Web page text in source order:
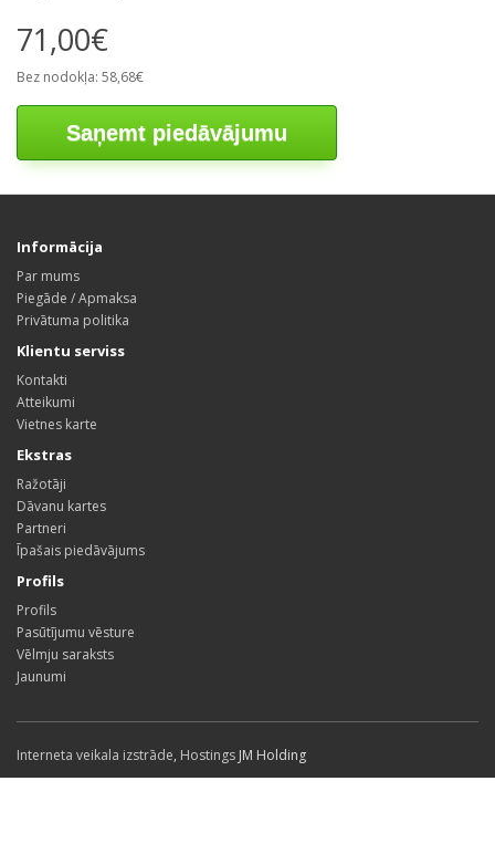
71,00€
Bez nodokļa: 58,68€
Saņemt piedāvājumu
Informācija
Par mums
Piegāde / Apmaksa
Privātuma politika
Klientu serviss
Kontakti
Atteikumi
Vietnes karte
Ekstras
Ražotāji
Dāvanu kartes
Partneri
Īpašais piedāvājums
Profils
Profils
Pasūtījumu vēsture
Vēlmju saraksts
Jaunumi
Interneta veikala izstrāde, Hostings JM Holding